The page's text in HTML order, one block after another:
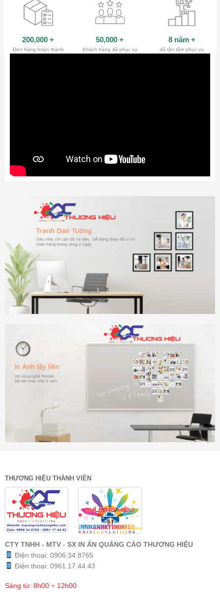
200,000 +
Đơn hàng hoàn thành
50,000 +
Khách hàng đã phục vụ
8 năm +
đã tận tâm phục vụ
THƯƠNG HIỆU THÀNH VIÊN
CTY TNHH - MTV - SX IN ẤN QUẢNG CÁO THƯƠNG HIỆU
Điện thoại: 0906.34.8765
Điện thoại: 0961.17.44.43
Sáng từ: 8h00 ÷ 12h00